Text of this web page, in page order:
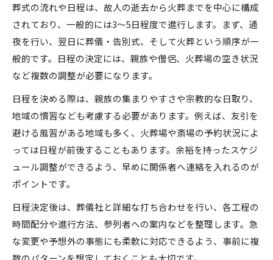
葬式の流れや日程は、故人の逝去から火葬までを中心に構成
されており、一般的には3～5日程度で進行します。まず、通
夜を行い、翌日に葬儀・告別式、そして火葬という順序が一
般的です。日程の決定には、親族や僧侶、火葬場の空き状況
など複数の調整が必要になります。
日程を決める際は、親族の集まりやすさや宗教的な日取り、
地域の慣習なども考慮する必要があります。例えば、友引を
避ける風習がある地域も多く、火葬場や斎場の予約状況によ
っては日程が前後することもあります。余裕を持ったスケジ
ュール調整ができるよう、早めに関係者へ連絡を入れるのが
ポイントです。
日程決定後は、葬儀社と詳細な打ち合わせを行い、各工程の
時間配分や進行方法、参列者への案内などを整理します。急
な変更や予想外の事態にも柔軟に対応できるよう、事前に複